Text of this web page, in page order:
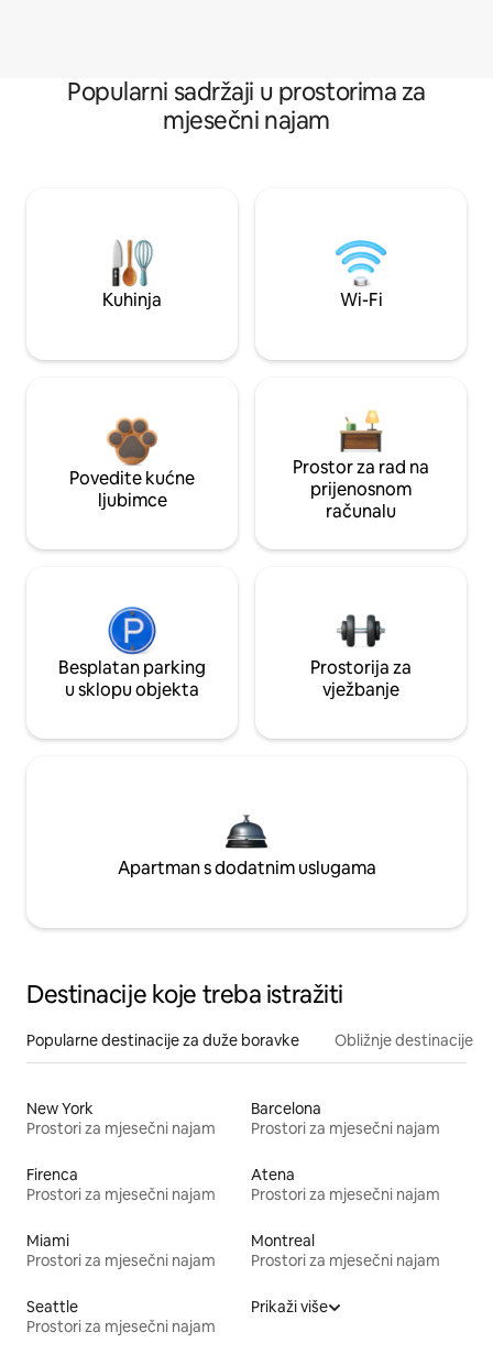
Popularni sadržaji u prostorima za
mjesečni najam
Kuhinja Wi-Fi
Povedite kućne
ljubimce
Prostor za rad na
prijenosnom
računalu
Besplatan parking
u sklopu objekta
Prostorija za
vježbanje
Apartman s dodatnim uslugama
Destinacije koje treba istražiti
Popularne destinacije za duže boravke Obližnje destinacije
New York
Prostori za mjesečni najam
Barcelona
Prostori za mjesečni najam
Firenca
Prostori za mjesečni najam
Atena
Prostori za mjesečni najam
Miami
Prostori za mjesečni najam
Montreal
Prostori za mjesečni najam
Seattle
Prostori za mjesečni najam
Prikaži više